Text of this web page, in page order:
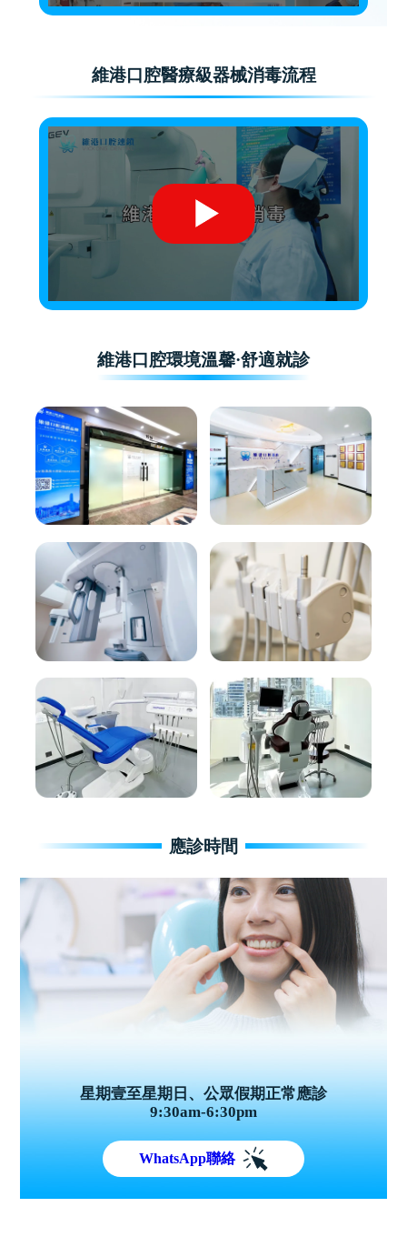
維港口腔醫療級器械消毒流程
維港口腔環境溫馨·舒適就診
應診時間
星期壹至星期日、公眾假期正常應診
9:30am-6:30pm
WhatsApp聯絡